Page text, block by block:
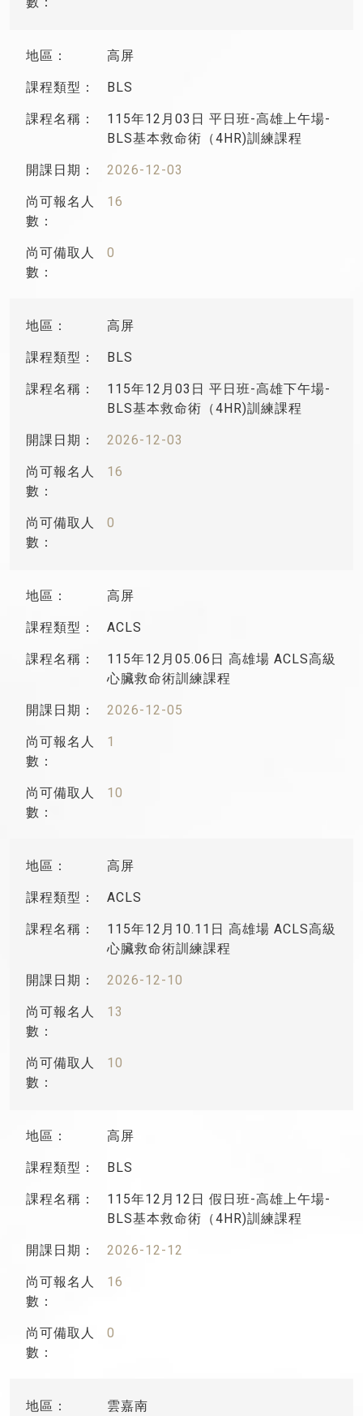
高屏
BLS
115年12月03日 平日班-高雄上午場-
BLS基本救命術（4HR)訓練課程
2026-12-03
16
0
高屏
BLS
115年12月03日 平日班-高雄下午場-
BLS基本救命術（4HR)訓練課程
2026-12-03
16
0
高屏
ACLS
115年12月05.06日 高雄場 ACLS高級
心臟救命術訓練課程
2026-12-05
1
10
高屏
ACLS
115年12月10.11日 高雄場 ACLS高級
心臟救命術訓練課程
2026-12-10
13
10
高屏
BLS
115年12月12日 假日班-高雄上午場-
BLS基本救命術（4HR)訓練課程
2026-12-12
16
0
雲嘉南